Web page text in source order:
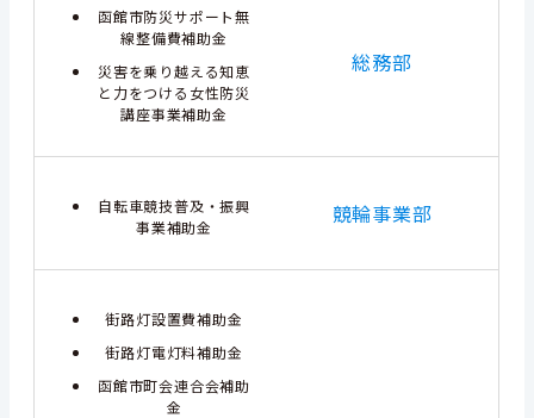
函館市防災サポート無
線整備費補助金
災害を乗り越える知恵
と力をつける女性防災
講座事業補助金
総務部
自転車競技普及・振興
事業補助金
競輪事業部
街路灯設置費補助金
街路灯電灯料補助金
函館市町会連合会補助
金